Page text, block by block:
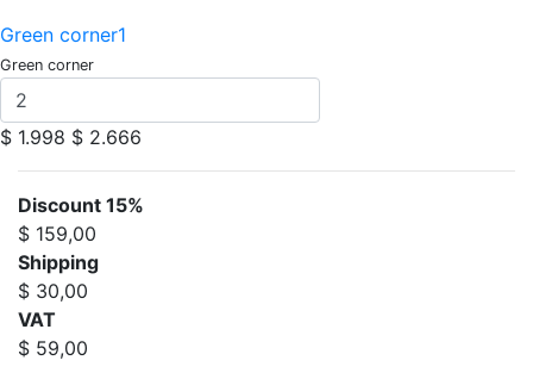
Green corner1
Green corner
$ 1.998 $ 2.666
Discount 15%
$ 159,00
Shipping
$ 30,00
VAT
$ 59,00